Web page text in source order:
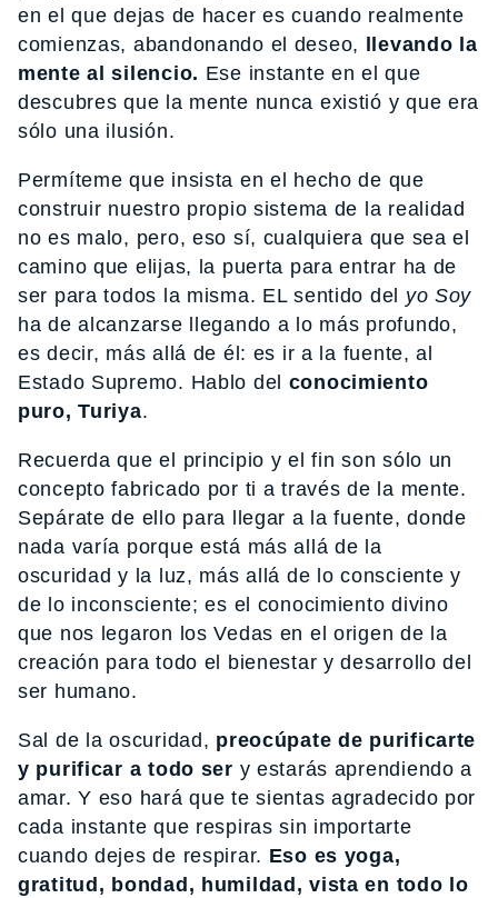
en el que dejas de hacer es cuando realmente
comienzas, abandonando el deseo,
llevando la
mente al silencio. Ese instante en el que
descubres que la mente nunca existió y que era
sólo una ilusión.
Permíteme que insista en el hecho de que
construir nuestro propio sistema de la realidad
no es malo, pero, eso sí, cualquiera que sea el
camino que elijas, la puerta para entrar ha de
ser para todos la misma. EL sentido del yo Soy
ha de alcanzarse llegando a lo más profundo,
es decir, más allá de él: es ir a la fuente, al
Estado Supremo. Hablo del conocimiento
puro, Turiya.
Recuerda que el principio y el fin son sólo un
concepto fabricado por ti a través de la mente.
Sepárate de ello para llegar a la fuente, donde
nada varía porque está más allá de la
oscuridad y la luz, más allá de lo consciente y
de lo inconsciente; es el conocimiento divino
que nos legaron los Vedas en el origen de la
creación para todo el bienestar y desarrollo del
ser humano.
Sal de la oscuridad, preocúpate de purificarte
y purificar a todo ser y estarás aprendiendo a
amar. Y eso hará que te sientas agradecido por
cada instante que respiras sin importarte
cuando dejes de respirar. Eso es yoga,
gratitud, bondad, humildad, vista en todo lo